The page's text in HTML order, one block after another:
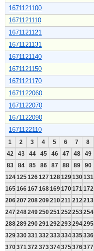
1671121100
1671121110
1671121121
1671121131
1671121140
1671121150
1671121170
1671122060
1671122070
1671122090
1671122110
1 2 3 4 5 6 7 8
42
43 44 45 46 47 48 49
83
84 85 86 87 88 89 90
124125126127128129130131
165166167168169170171 172
206207208209210211 212 213
247248249250251 252 253254
288289290291 292 293294295
329330331 332 333334335336
370371 372 373374375376377